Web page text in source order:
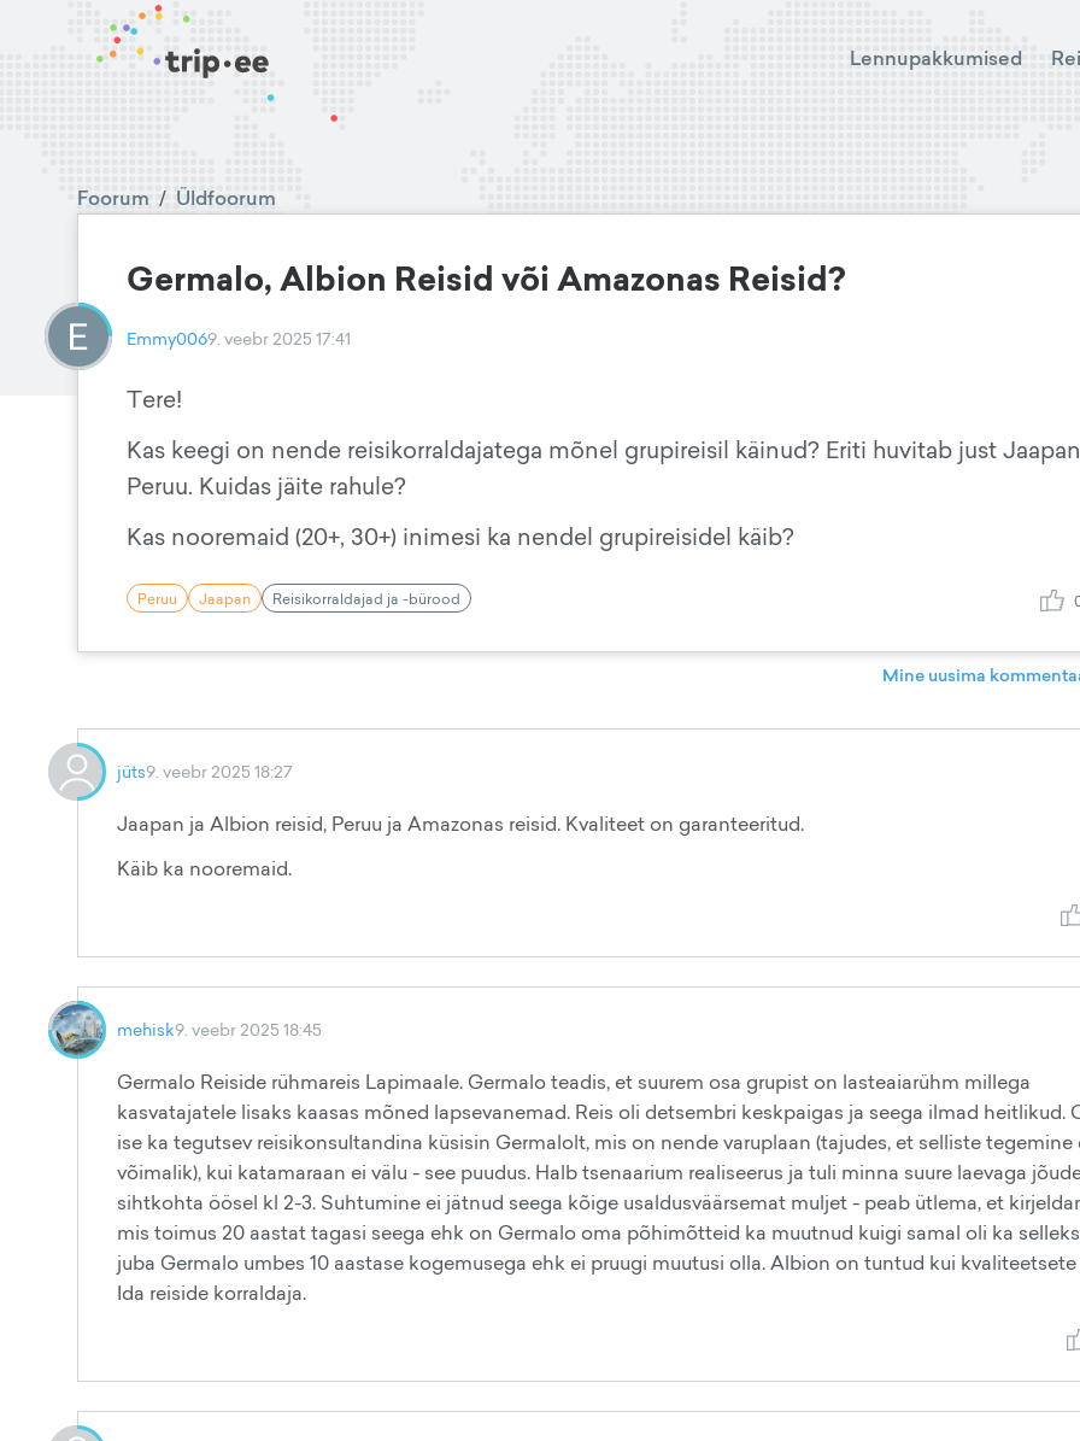
Lennupakkumised
Foorum / Üldfoorum
Germalo, Albion Reisid või Amazonas Reisid?
Emmy0069. veebr 2025 17:41
Tere!
Kas keegi on nende reisikorraldajatega mõnel grupireisil käinud? Eriti huvitab just
Peruu. Kuidas jäite rahule?
Kas nooremaid (20+, 30+) inimesi ka nendel grupireisidel käib?
Peruu Jaapan Reisikorraldajad ja -bürood
Mine uusima
jüts9. veebr 2025 18:27
Jaapan ja Albion reisid, Peruu ja Amazonas reisid. Kvaliteet on garanteeritud.
Käib ka nooremaid.
mehisk9. veebr 2025 18:45
Germalo Reiside rühmareis Lapimaale. Germalo teadis, et suurem osa grupist on lasteaiarühm millega
kasvatajatele lisaks kaasas mõned lapsevanemad. Reis oli detsembri keskpaigas ja seega ilmad heitlikud.
ise ka tegutsev reisikonsultandina küsisin Germalolt, mis on nende varuplaan (tajudes, et selliste tegemine
võimalik), kui katamaraan ei välu - see puudus. Halb tsenaarium realiseerus ja tuli minna suure laevaga
sihtkohta öösel kl 2-3. Suhtumine ei jätnud seega kõige usaldusväärsemat muljet - peab ütlema, et
mis toimus 20 aastat tagasi seega ehk on Germalo oma põhimõtteid ka muutnud kuigi samal oli ka
juba Germalo umbes 10 aastase kogemusega ehk ei pruugi muutusi olla. Albion on tuntud kui
Ida reiside korraldaja.